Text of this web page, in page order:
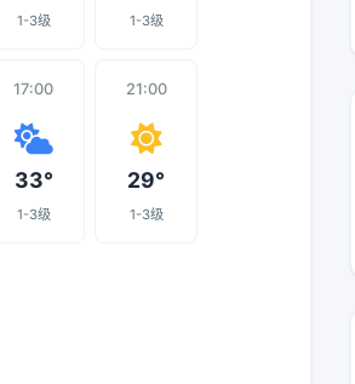
1-3级 1-3级
17:00
33°
1-3级
21:00
29°
1-3级